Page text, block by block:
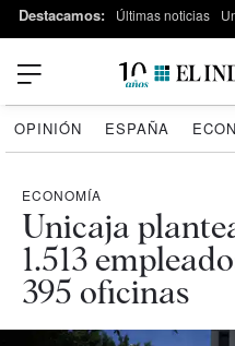
Destacamos: Últimas noticias
OPINIÓN ESPAÑA
ECONOMÍA
Unicaja
1.513
395 oficinas